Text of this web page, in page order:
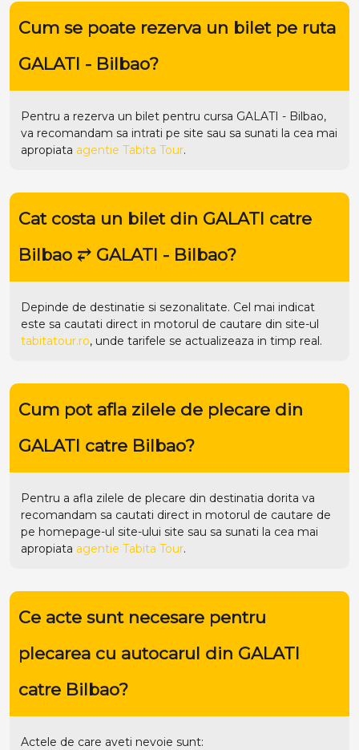
Cum se poate rezerva un bilet pe ruta
GALATI - Bilbao?
Pentru a rezerva un bilet pentru cursa GALATI - Bilbao,
va recomandam sa intrati pe site sau sa sunati la cea mai
apropiata agentie Tabita Tour.
Cat costa un bilet din GALATI catre
Bilbao ⥂ GALATI - Bilbao?
Depinde de destinatie si sezonalitate. Cel mai indicat
este sa cautati direct in motorul de cautare din site-ul
tabitatour.ro, unde tarifele se actualizeaza in timp real.
Cum pot afla zilele de plecare din
GALATI catre Bilbao?
Pentru a afla zilele de plecare din destinatia dorita va
recomandam sa cautati direct in motorul de cautare de
pe homepage-ul site-ului site sau sa sunati la cea mai
apropiata agentie Tabita Tour.
Ce acte sunt necesare pentru
plecarea cu autocarul din GALATI
catre Bilbao?
Actele de care aveti nevoie sunt: